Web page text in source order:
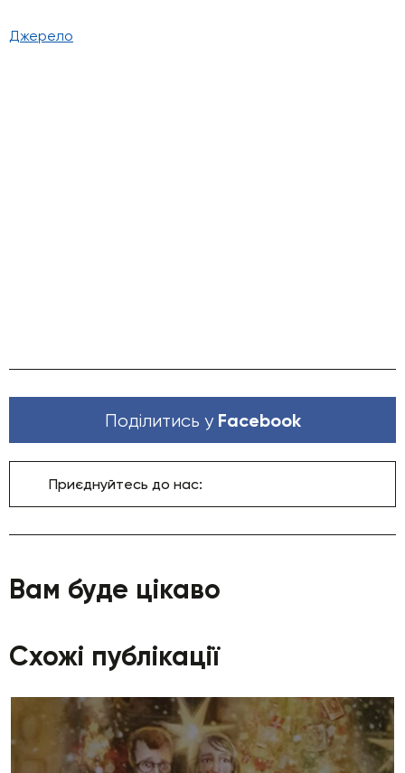
Джерело
Поділитись у Facebook
Приєднуйтесь до нас:
Вам буде цікаво
Схожі публікації